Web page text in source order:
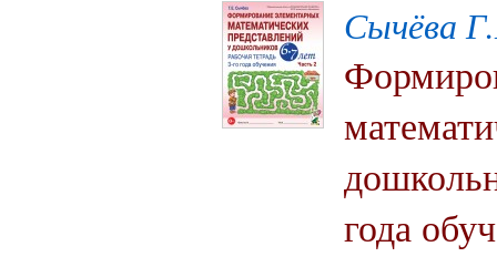
Сычёва
года